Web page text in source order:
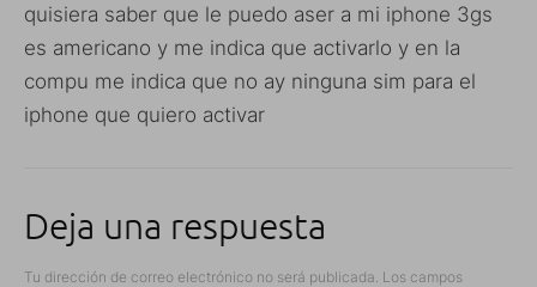
quisiera saber que le puedo aser a mi iphone 3gs
es americano y me indica que activarlo y en la
compu me indica que no ay ninguna sim para el
iphone que quiero activar
Deja una respuesta
Tu dirección de correo electrónico no será publicada. Los campos